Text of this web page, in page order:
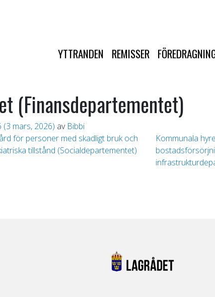
YTTRANDEN REMISSER
(Finansdepartementet)
(3 mars, 2026) av Bibbi
för personer med skadligt bruk och
tillstånd (Socialdepartementet)
Kommunala